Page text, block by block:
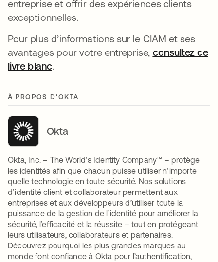
entreprise et offrir des expériences clients
exceptionnelles.
Pour plus d’informations sur le CIAM et ses
avantages pour votre entreprise, consultez ce
livre blancs’ouvre dans un nouvel onglet
.
À PROPOS D'OKTA
Okta
Okta, Inc. – The World’s Identity Company™ – protège
les identités afin que chacun puisse utiliser n’importe
quelle technologie en toute sécurité. Nos solutions
d’identité client et collaborateur permettent aux
entreprises et aux développeurs d’utiliser toute la
puissance de la gestion de l’identité pour améliorer la
sécurité, l’efficacité et la réussite – tout en protégeant
leurs utilisateurs, collaborateurs et partenaires.
Découvrez pourquoi les plus grandes marques au
monde font confiance à Okta pour l’authentification,